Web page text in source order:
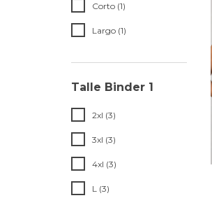
Corto (1)
Largo (1)
Talle Binder 1
2xl (3)
3xl (3)
4xl (3)
L (3)